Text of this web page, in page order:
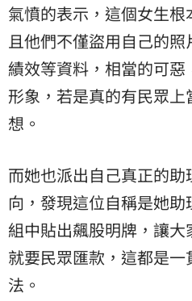
氣憤的表示，這個女生
且他們不僅盜用自己的
績效等資料，相當的可
形象，若是真的有民眾
想。
而她也派出自己真正的
向，發現這位自稱是她
組中貼出飆股明牌，讓
就要民眾匯款，這都是
法。